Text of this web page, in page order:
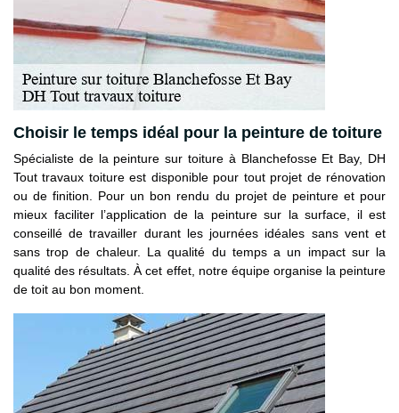
Choisir le temps idéal pour la peinture de toiture
Spécialiste de la peinture sur toiture à Blanchefosse Et Bay, DH
Tout travaux toiture est disponible pour tout projet de rénovation
ou de finition. Pour un bon rendu du projet de peinture et pour
mieux faciliter l’application de la peinture sur la surface, il est
conseillé de travailler durant les journées idéales sans vent et
sans trop de chaleur. La qualité du temps a un impact sur la
qualité des résultats. À cet effet, notre équipe organise la peinture
de toit au bon moment.